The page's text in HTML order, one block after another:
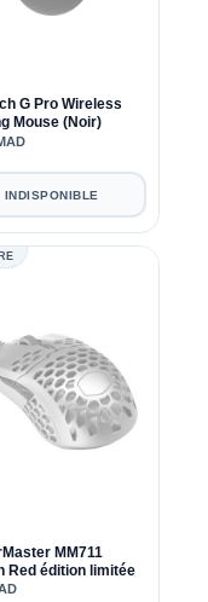
G Pro Wireless
Mouse (Noir)
INDISPONIBLE
MM711
Red édition limitée